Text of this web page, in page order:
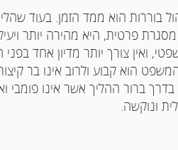
בוררות הוא ממד הזמן. בעוד
פרטית, היא מהירה יותר
ואין צורך יותר מדיון אחד
הוא קבוע ולרוב אינו בר
ברור ההליך אשר אינו פומבי
ונוקשה.